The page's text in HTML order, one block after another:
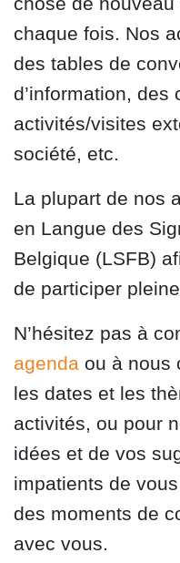
chaque fois. Nos
des tables de
d’information, des
activités/visites
société, etc.
La plupart de nos
en Langue des
Belgique (LSFB)
de participer
N’hésitez pas à
agenda ou à nous
les dates et les
activités, ou pour
idées et de vos
impatients de
des moments de
avec vous.